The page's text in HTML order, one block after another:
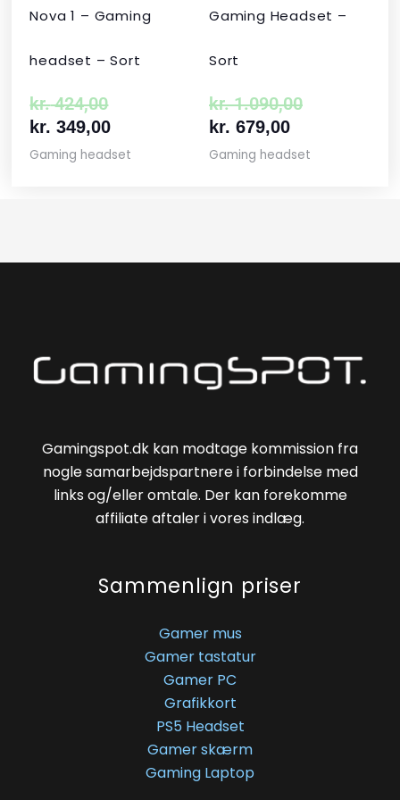
Nova 1 – Gaming
headset – Sort
kr.424,00
kr. 349,00
Gaming headset
Gaming Headset –
Sort
kr.1.090,00
kr. 679,00
Gaming headset
Gamingspot.dk kan modtage kommission fra
nogle samarbejdspartnere i forbindelse med
links og/eller omtale. Der kan forekomme
affiliate aftaler i vores indlæg.
Sammenlign priser
Gamer mus
Gamer tastatur
Gamer PC
Grafikkort
PS5 Headset
Gamer skærm
Gaming Laptop